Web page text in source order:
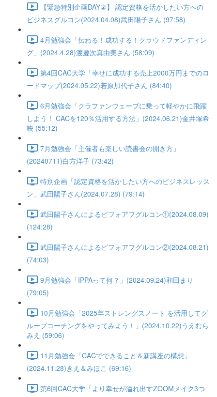
【緊急特別企画DAY②】 認定資格を活かしたい方への
ビジネスグルコン(2024.04.08)武田陽子さん (97:58)
4月勉強会「伝わる！成功する！クラウドファンディン
グ」(2024.4.28)渡慶次真由美さん (58:09)
第4回CAC大学「幸せに成功する売上2000万円までのロ
ードマップ(2024.05.22)若原加代子さん (84:40)
6月勉強会「クラファンウェーブに乗って軽やかに飛躍
しよう！ CACを120％活用する方法」(2024.06.21)金井塚希
映 (55:12)
7月勉強会「主催者も楽しい読書会の開き方」
(20240711)白方洋子 (73:42)
特別企画「認定資格を活かしたい方へのビジネスレッス
ン」武田陽子さん(2024.07.28) (79:14)
武田陽子さんによるビフォアフグルコン①(2024.08.09)
(124:28)
武田陽子さんによるビフォアフグルコン②(2024.08.21)
(74:03)
9月勉強会「IPPAって何？」(2024.09.24)和田まり
(79:05)
10月勉強会「2025年ストレングスノート を活用してグ
ループコーチングをやってみよう！」(2024.10.22)うえむら
みえ (59:06)
11月勉強会「CACでできること＆新講座の構想」
(2024.11.28)きえ＆みほこ (69:16)
第6回CAC大学「より幸せが溢れ出すZOOMメイク3つ